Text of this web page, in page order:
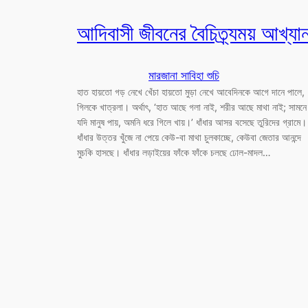
আদিবাসী জীবনের বৈচিত্র্যময়
মারজানা সাবিহা শুচি
হাত হায়তো গড় নেখে খেঁচা হায়তো মুড়া নেখে আবেদিনকে আগে দানে পালে,
গিলকে খাত্রলা। অর্থাৎ, ‘হাত আছে গলা নাই, শরীর আছে মাথা নাই; সামনে
যদি মানুষ পায়, অমনি ধরে গিলে খায়।’ ধাঁধার আসর বসেছে তুরিদের গ্রামে।
ধাঁধার উত্তর খুঁজে না পেয়ে কেউ-বা মাথা চুলকাচ্ছে, কেউবা জেতার আনন্দে
মুচকি হাসছে। ধাঁধার লড়াইয়ের ফাঁকে ফাঁকে চলছে ঢোল-মাদল…